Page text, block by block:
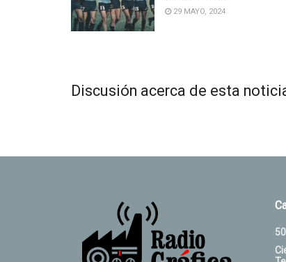
29 MAYO, 2024
Discusión acerca de esta